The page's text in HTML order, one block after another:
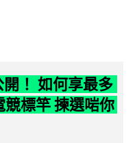
！ 如何享最多
標竿 揀選啱你